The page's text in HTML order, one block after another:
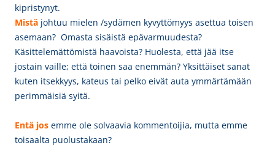
kipristynyt.
Mistä johtuu mielen /sydämen kyvyttömyys asettua toisen
asemaan? Omasta sisäistä epävarmuudesta?
Käsittelemättömistä haavoista? Huolesta, että jää itse
jostain vaille; että toinen saa enemmän? Yksittäiset sanat
kuten itsekkyys, kateus tai pelko eivät auta ymmärtämään
perimmäisiä syitä.
Entä jos emme ole solvaavia kommentoijia, mutta emme
toisaalta puolustakaan?